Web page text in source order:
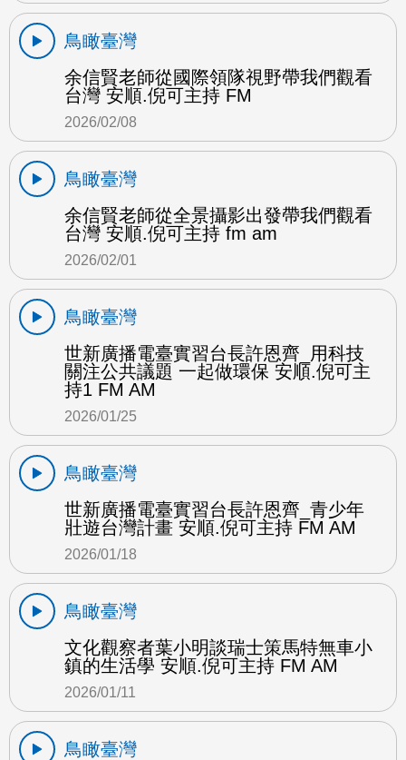
鳥瞰臺灣
余信賢老師從國際領隊視野帶我們觀看
台灣 安順.倪可主持 FM
2026/02/08
鳥瞰臺灣
余信賢老師從全景攝影出發帶我們觀看
台灣 安順.倪可主持 fm am
2026/02/01
鳥瞰臺灣
世新廣播電臺實習台長許恩齊_用科技
關注公共議題 一起做環保 安順.倪可主
持1 FM AM
2026/01/25
鳥瞰臺灣
世新廣播電臺實習台長許恩齊_青少年
壯遊台灣計畫 安順.倪可主持 FM AM
2026/01/18
鳥瞰臺灣
文化觀察者葉小明談瑞士策馬特無車小
鎮的生活學 安順.倪可主持 FM AM
2026/01/11
鳥瞰臺灣